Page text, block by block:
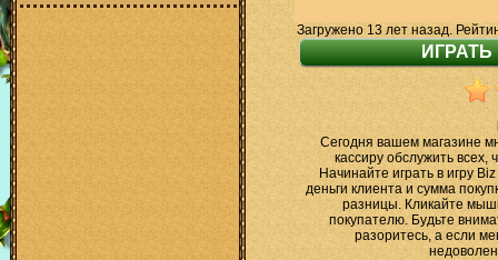
Загружено 13 лет назад.
Сегодня вашем магазине
кассиру обслужить
Начинайте играть в игру
деньги клиента и сумма
разницы. Кликайте
покупателю. Будьте
разоритесь, а если